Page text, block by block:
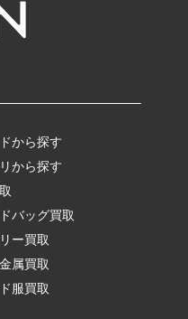
から探す
から探す
バッグ買取
ー買取
属買取
服買取